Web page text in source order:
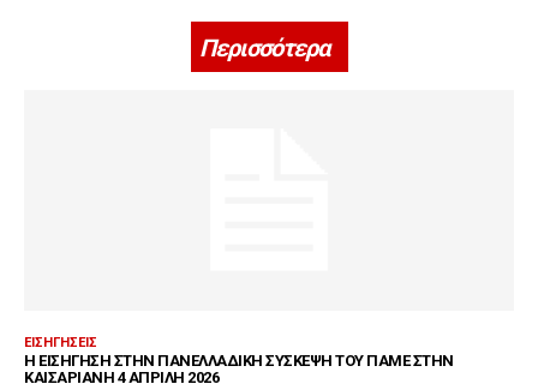
Περισσότερα
ΕΙΣΗΓΉΣΕΙΣ
Η ΕΙΣΉΓΗΣΗ ΣΤΗΝ ΠΑΝΕΛΛΑΔΙΚΉ ΣΎΣΚΕΨΗ ΤΟΥ ΠΑΜΕ ΣΤΗΝ
ΚΑΙΣΑΡΙΑΝΉ 4 ΑΠΡΊΛΗ 2026